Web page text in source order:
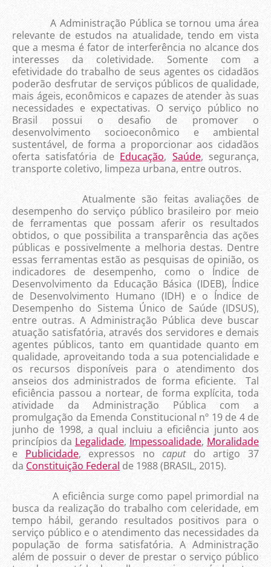
A Administração Pública se tornou uma área
relevante de estudos na atualidade, tendo em vista
que a mesma é fator de interferência no alcance dos
interesses da coletividade. Somente com a
efetividade do trabalho de seus agentes os cidadãos
poderão desfrutar de serviços públicos de qualidade,
mais ágeis, econômicos e capazes de atender às suas
necessidades e expectativas. O serviço público no
Brasil possui o desafio de promover o
desenvolvimento socioeconômico e ambiental
sustentável, de forma a proporcionar aos cidadãos
oferta satisfatória de Educação, Saúde, segurança,
transporte coletivo, limpeza urbana, entre outros.
Atualmente são feitas avaliações de
desempenho do serviço público brasileiro por meio
de ferramentas que possam aferir os resultados
obtidos, o que possibilita a transparência das ações
públicas e possivelmente a melhoria destas. Dentre
essas ferramentas estão as pesquisas de opinião, os
indicadores de desempenho, como o Índice de
Desenvolvimento da Educação Básica (IDEB), Índice
de Desenvolvimento Humano (IDH) e o Índice de
Desempenho do Sistema Único de Saúde (IDSUS),
entre outras. A Administração Pública deve buscar
atuação satisfatória, através dos servidores e demais
agentes públicos, tanto em quantidade quanto em
qualidade, aproveitando toda a sua potencialidade e
os recursos disponíveis para o atendimento dos
anseios dos administrados de forma eficiente. Tal
eficiência passou a nortear, de forma explícita, toda
atividade da Administração Pública com a
promulgação da Emenda Constitucional nº 19 de 4 de
junho de 1998, a qual incluiu a eficiência junto aos
princípios da Legalidade, Impessoalidade, Moralidade
e Publicidade, expressos nocaput do artigo 37
da Constituição Federal de 1988 (BRASIL, 2015).
A eficiência surge como papel primordial na
busca da realização do trabalho com celeridade, em
tempo hábil, gerando resultados positivos para o
serviço público e o atendimento das necessidades da
população de forma satisfatória. A Administração
além de possuir o dever de prestar o serviço público